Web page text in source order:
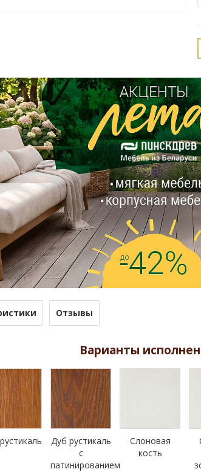
Отзывы
Варианты
Дуб рустикаль
с
патинированием
Слоновая
кость